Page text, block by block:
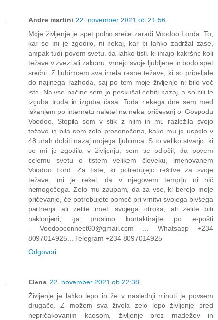
Andre martini 22. november 2021 ob 21:56
Moje življenje je spet polno sreče zaradi Voodoo Lorda. To,
kar se mi je zgodilo, ni nekaj, kar bi lahko zadržal zase,
ampak tudi povem svetu, da lahko tisti, ki imajo kakršne koli
težave v zvezi ali zakonu, vrnejo svoje ljubljene in bodo spet
srečni. Z ljubimcem sva imela resne težave, ki so pripeljale
do najinega razhoda, saj po tem moje življenje ni bilo več
isto. Na vse načine sem jo poskušal dobiti nazaj, a so bili le
izguba truda in izguba časa. Toda nekega dne sem med
iskanjem po internetu naletel na nekaj pričevanj o Gospodu
Voodoo. Stopila sem v stik z njim in mu razložila svojo
težavo in bila sem zelo presenečena, kako mu je uspelo v
48 urah dobiti nazaj mojega ljubimca. S to veliko stvarjo, ki
se mi je zgodila v življenju, sem se odločil, da povem
celemu svetu o tistem velikem človeku, imenovanem
Voodoo Lord. Za tiste, ki potrebujejo rešitve za svoje
težave, mi je rekel, da v njegovem templju ni nič
nemogočega. Zelo mu zaupam, da za vse, ki berejo moje
pričevanje, če potrebujete pomoč pri vrnitvi svojega bivšega
partnerja ali želite imeti svojega otroka, ali želite biti
naklonjeni, ga prosimo kontaktirajte po e-pošti
- Voodooconnect60@gmail.com ... Whatsapp +234
8097014925... Telegram +234 8097014925
Odgovori
Elena 22. november 2021 ob 22:38
Življenje je lahko lepo in že v naslednji minuti je povsem
drugače. Z možem sva živela zelo lepo življenje pred
nepričakovanim kaosom, življenje brez madežev in